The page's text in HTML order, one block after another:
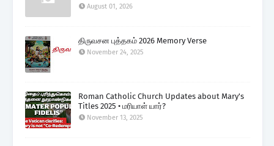
August 01, 2026
திருவசன புத்தகம் 2026 Memory Verse
November 24, 2025
Roman Catholic Church Updates about Mary's
Titles 2025 • மரியாள் யார்?
November 13, 2025